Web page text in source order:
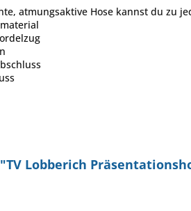
atmungsaktive Hose kannst du zu
Lobberich